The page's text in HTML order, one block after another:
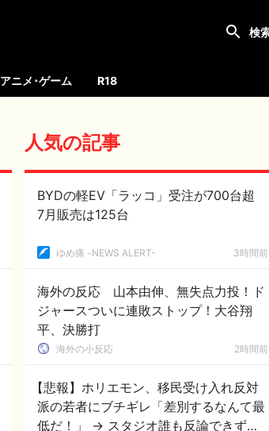
アニメ･ゲーム R18
人気の記事
BYDの軽EV「ラッコ」受注が700台超
7月販売は125台
ゆめ痛 -NEWS ALERT- 3時間前
海外の反応 山本由伸、無失点力投！ド
ジャースついに連敗ストップ！大谷翔
平、決勝打
海外の小反応 2時間前
【悲報】ホリエモン、移民受け入れ反対
派の若者にブチギレ「差別するなんて最
低だ！」 → スタジオ誰も反論できず沈